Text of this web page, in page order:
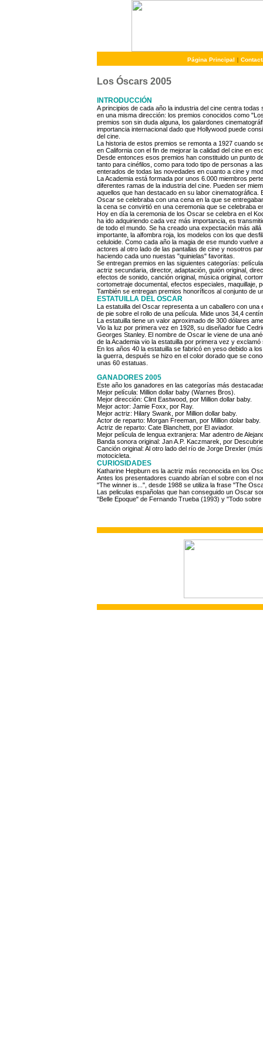
Página Principal |
Los Óscars 2005
INTRODUCCIÓN
A principios de cada año la industria del cine centra todas
en una misma dirección: los premios conocidos como
premios son sin duda alguna, los galardones
importancia internacional dado que Hollywood puede
del cine.
La historia de estos premios se remonta a 1927 cuando
en California con el fin de mejorar la calidad del cine en
Desde entonces esos premios han constituido un punto
tanto para cinéfilos, como para todo tipo de personas a
enterados de todas las novedades en cuanto a cine y
La Academia está formada por unos 6.000 miembros
diferentes ramas de la industria del cine. Pueden ser
aquellos que han destacado en su labor cinematográfica.
Oscar se celebraba con una cena en la que se
la cena se convirtió en una ceremonia que se celebraba
Hoy en día la ceremonia de los Oscar se celebra en el
ha ido adquiriendo cada vez más importancia, es
de todo el mundo. Se ha creado una expectación más
importante, la alfombra roja, los modelos con los que
celuloide. Como cada año la magia de ese mundo vuelve
actores al otro lado de las pantallas de cine y nosotros
haciendo cada uno nuestas "quinielas" favoritas.
Se entregan premios en las siguientes categorías:
actriz secundaria, director, adaptación, guión original,
efectos de sonido, canción original, música original,
cortometraje documental, efectos especiales, maquillaje,
ESTATUILLA DEL OSCAR
La estatuilla del Oscar representa a un caballero con una
de pie sobre el rollo de una película. Mide unos 34,4
La estatuilla tiene un valor aproximado de 300 dólares
Vio la luz por primera vez en 1928, su diseñador fue
Georges Stanley. El nombre de Oscar le viene de una
de la Academia vio la estatuilla por primera vez y
En los años 40 la estatuilla se fabricó en yeso debido a
la guerra, después se hizo en el color dorado que se
unas 60 estatuas.
Este año los ganadores en las categorías más
Mejor película: Million dollar baby (Warnes Bros).
Mejor dirección: Clint Eastwood, por Million dollar baby.
Mejor actor: Jamie Foxx, por Ray.
Mejor actriz: Hilary Swank, por Million dollar baby.
Actor de reparto: Morgan Freeman, por Million dolar baby.
Actriz de reparto: Cate Blanchett, por El aviador.
Mejor película de lengua extranjera: Mar adentro de
Banda sonora original: Jan A.P. Kaczmarek, por
Canción original: Al otro lado del río de Jorge Drexler
CURIOSIDADES
Katharine Hepburn es la actriz más reconocida en los
Antes los presentadores cuando abrían el sobre con el
"The winner is...", desde 1988 se utiliza la frase "The
Las peliculas españolas que han conseguido un Oscar